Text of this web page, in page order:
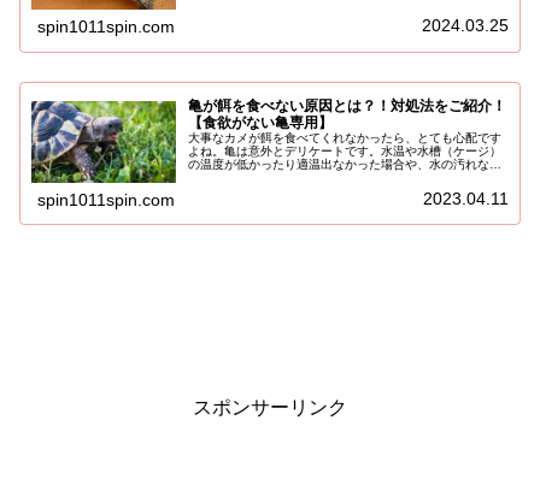
spin1011spin.com 2024.03.25
亀が餌を食べない原因とは？！対処法をご紹介！
【食欲がない亀専用】
大事なカメが餌を食べてくれなかったら、とても心配です
よね。亀は意外とデリケートです。水温や水槽（ケージ）
の温度が低かったり適温出なかった場合や、水の汚れなど
spin1011spin.com 2023.04.11
スポンサーリンク